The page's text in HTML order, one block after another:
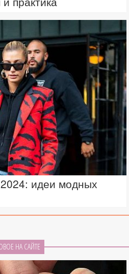
идеи модных
НА САЙТЕ